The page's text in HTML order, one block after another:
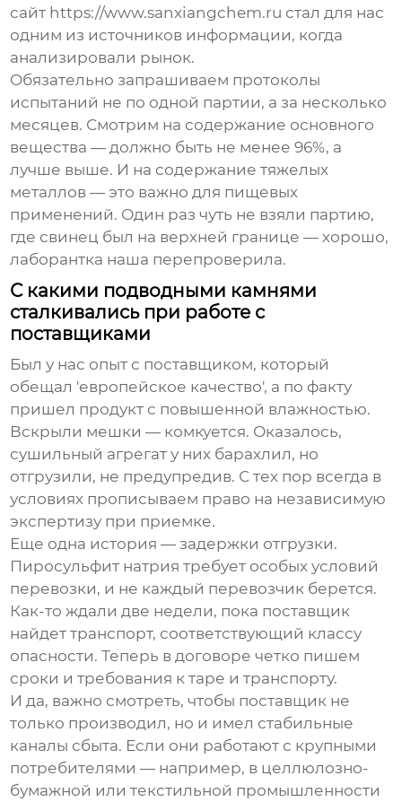
сайт https://www.sanxiangchem.ru стал для нас
одним из источников информации, когда
анализировали рынок.
Обязательно запрашиваем протоколы
испытаний не по одной партии, а за несколько
месяцев. Смотрим на содержание основного
вещества — должно быть не менее 96%, а
лучше выше. И на содержание тяжелых
металлов — это важно для пищевых
применений. Один раз чуть не взяли партию,
где свинец был на верхней границе — хорошо,
лаборантка наша перепроверила.
С какими подводными камнями
сталкивались при работе с
поставщиками
Был у нас опыт с поставщиком, который
обещал 'европейское качество', а по факту
пришел продукт с повышенной влажностью.
Вскрыли мешки — комкуется. Оказалось,
сушильный агрегат у них барахлил, но
отгрузили, не предупредив. С тех пор всегда в
условиях прописываем право на независимую
экспертизу при приемке.
Еще одна история — задержки отгрузки.
Пиросульфит натрия требует особых условий
перевозки, и не каждый перевозчик берется.
Как-то ждали две недели, пока поставщик
найдет транспорт, соответствующий классу
опасности. Теперь в договоре четко пишем
сроки и требования к таре и транспорту.
И да, важно смотреть, чтобы поставщик не
только производил, но и имел стабильные
каналы сбыта. Если они работают с крупными
потребителями — например, в целлюлозно-
бумажной или текстильной промышленности